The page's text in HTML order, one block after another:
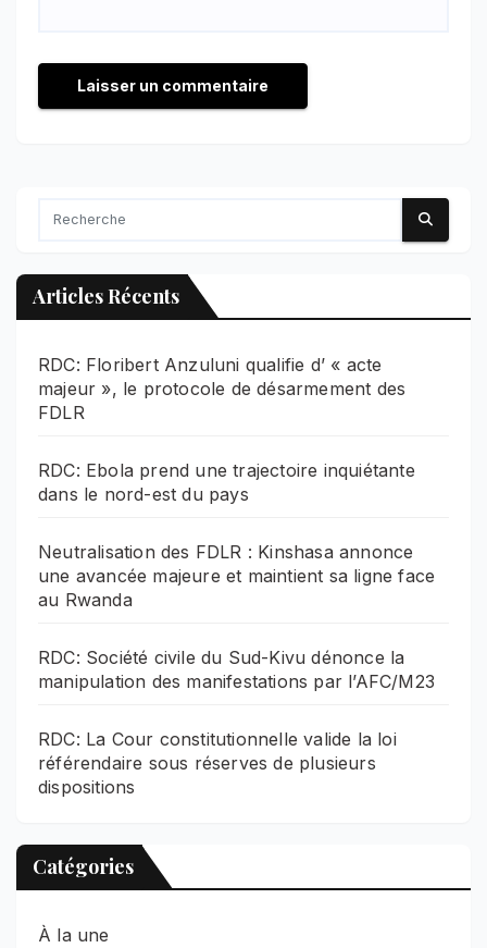
Articles Récents
RDC: Floribert Anzuluni qualifie d’ « acte
majeur », le protocole de désarmement des
FDLR
RDC: Ebola prend une trajectoire inquiétante
dans le nord-est du pays
Neutralisation des FDLR : Kinshasa annonce
une avancée majeure et maintient sa ligne face
au Rwanda
RDC: Société civile du Sud-Kivu dénonce la
manipulation des manifestations par l’AFC/M23
RDC: La Cour constitutionnelle valide la loi
référendaire sous réserves de plusieurs
dispositions
Catégories
À la une